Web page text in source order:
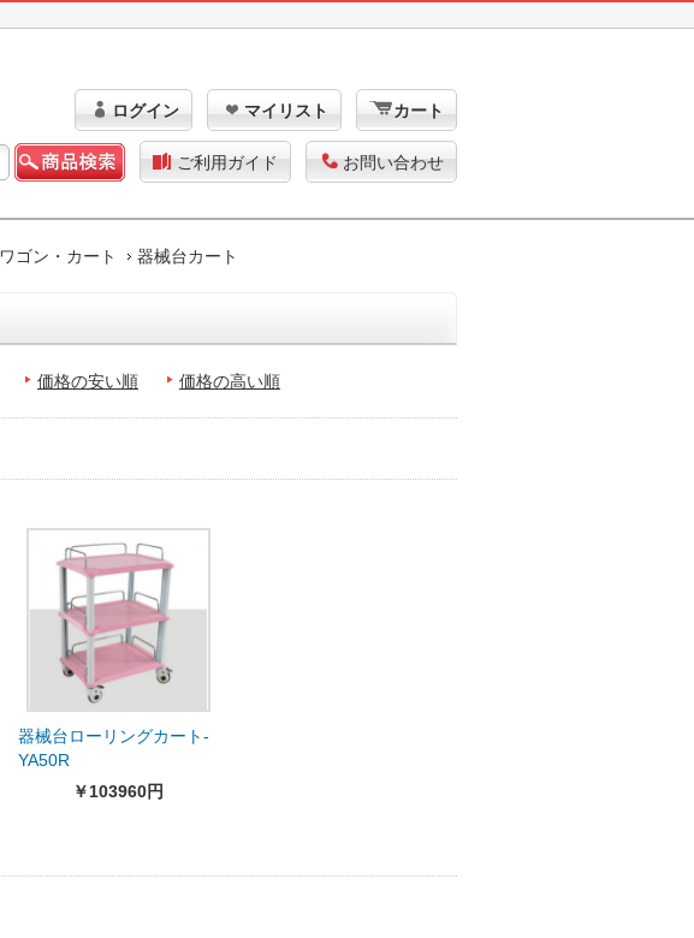
ログイン マイリスト カート
ご利用ガイド お問い合わせ
ワゴン・カート 器械台カート
価格の安い順 価格の高い順
器械台ローリングカート-
YA50R
￥103960円